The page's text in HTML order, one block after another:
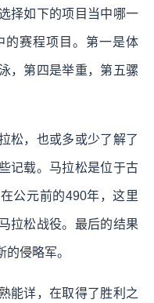
择如下的项目当中哪一
的赛程项目。第一是体
，第四是举重，第五骡
松，也或多或少了解了
记载。马拉松是位于古
公元前的490年，这里
拉松战役。最后的结果
侵略军。
能详，在取得了胜利之